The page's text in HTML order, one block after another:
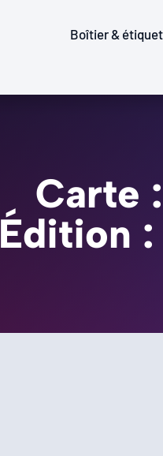
Boîtier &
Carte
Édition